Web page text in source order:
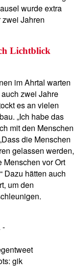
wurde extra
Jahren
Lichtblick
im Ahrtal warten
zwei Jahre
es an vielen
„Ich habe das
mit den Menschen
die Menschen
gelassen werden,
Menschen vor Ort
Dazu hätten auch
um den
gik